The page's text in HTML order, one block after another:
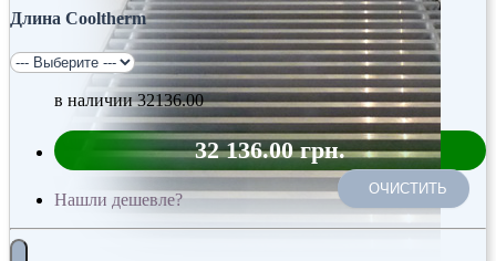
Длина Cooltherm
в наличии32136.00
32 136.00 грн.
Нашли дешевле?
ОЧИСТИТЬ